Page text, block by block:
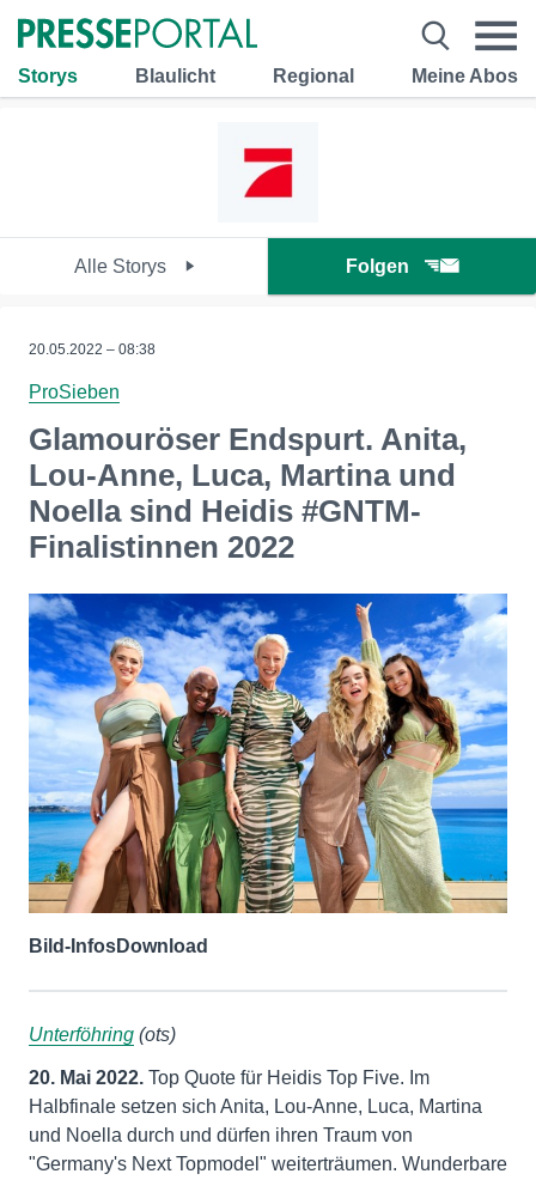
Storys Blaulicht Regional Meine Abos
Alle Storys Folgen
20.05.2022 – 08:38
ProSieben
Glamouröser Endspurt. Anita,
Lou-Anne, Luca, Martina und
Noella sind Heidis #GNTM-
Finalistinnen 2022
Bild-InfosDownload
Unterföhring (ots)
20. Mai 2022. Top Quote für Heidis Top Five. Im
Halbfinale setzen sich Anita, Lou-Anne, Luca, Martina
und Noella durch und dürfen ihren Traum von
"Germany's Next Topmodel" weiterträumen. Wunderbare